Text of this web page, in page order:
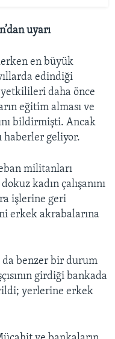
uyarı
en büyük
edindiği
daha önce
eğitim alması ve
bildirmişti. Ancak
geliyor.
militanları
kadın çalışanını
işlerine geri
erkek akrabalarına
benzer bir durum
girdiği bankada
yerlerine erkek